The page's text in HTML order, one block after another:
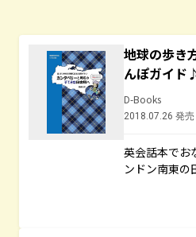
地球の歩き
んぽガイド♪
D-Books
2018.07.26 発売
英会話本でお
ンドン南東の